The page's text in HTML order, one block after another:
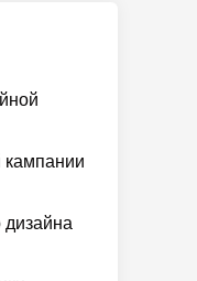
кампании
дизайна